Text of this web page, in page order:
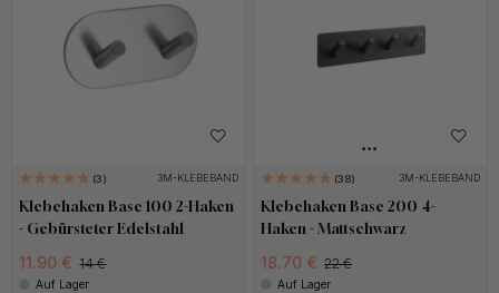
3 3M-KLEBEBAND
Klebehaken Base 100 2-Haken
- Gebürsteter Edelstahl
11.90 € 14 €
Auf Lager
38 3M-KLEBEBAND
Klebehaken Base 200 4-
Haken - Mattschwarz
18.70 € 22 €
Auf Lager